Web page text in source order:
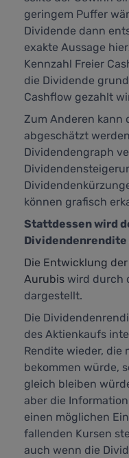
geringem Puffer
Dividende dann
exakte Aussage
Kennzahl Freier
die Dividende
Cashflow gezahlt
Zum Anderen kann
abgeschätzt
Dividendengraph
können grafisch
Stattdessen wird
Dividendenrendite
Die Entwicklung
Aurubis wird durch
dargestellt.
Die
des Aktienkaufs
Rendite wieder, die
bekommen würde,
gleich bleiben
aber die
einen möglichen
fallenden Kursen
auch wenn die